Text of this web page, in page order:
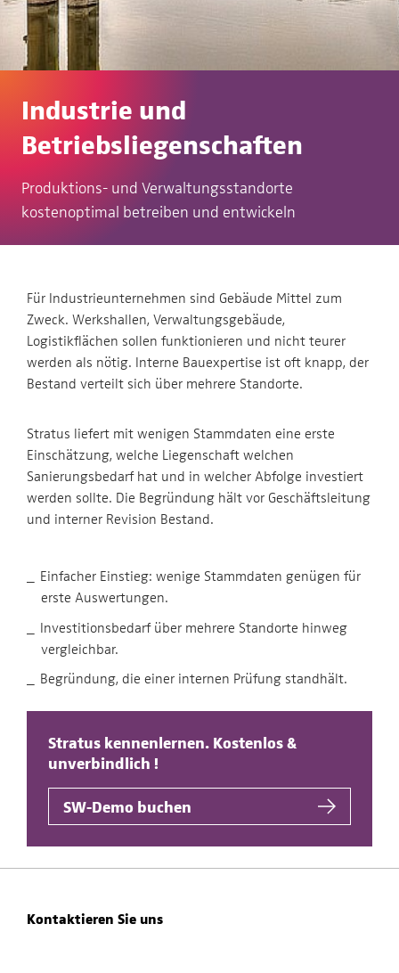
Industrie und
Betriebsliegenschaften
Produktions- und Verwaltungsstandorte
kostenoptimal betreiben und entwickeln
Für Industrieunternehmen sind Gebäude Mittel zum
Zweck. Werkshallen, Verwaltungsgebäude,
Logistikflächen sollen funktionieren und nicht teurer
werden als nötig. Interne Bauexpertise ist oft knapp, der
Bestand verteilt sich über mehrere Standorte.
Stratus liefert mit wenigen Stammdaten eine erste
Einschätzung, welche Liegenschaft welchen
Sanierungsbedarf hat und in welcher Abfolge investiert
werden sollte. Die Begründung hält vor Geschäftsleitung
und interner Revision Bestand.
Einfacher Einstieg: wenige Stammdaten genügen für
erste Auswertungen.
Investitionsbedarf über mehrere Standorte hinweg
vergleichbar.
Begründung, die einer internen Prüfung standhält.
Stratus kennenlernen. Kostenlos &
unverbindlich !
SW-Demo buchen
Kontaktieren Sie uns